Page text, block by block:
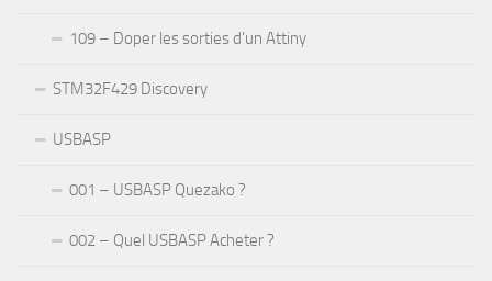
109 – Doper les sorties d’un Attiny
STM32F429 Discovery
USBASP
001 – USBASP Quezako ?
002 – Quel USBASP Acheter ?